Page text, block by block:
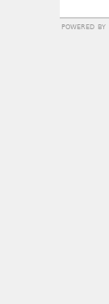
powered by